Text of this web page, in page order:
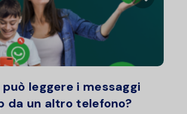
leggere i messaggi
da un altro telefono?